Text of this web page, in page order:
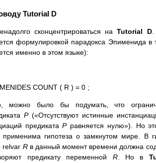
Tutorial D
сконцентрироваться наTutorial D.
формулировкой парадокса Эпименида
именно в этом языке):
COUNT ( R ) = 0 ;
можно было бы подумать, что
P(«Отсутствуют истинные
предикатаPравняется нулю»). Но
гипотеза о замкнутом мире. В
relvar Rв данный момент времени должна
предикату переменной R. Но в